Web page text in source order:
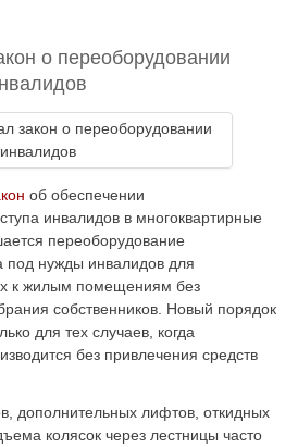
о переоборудовании
об обеспечении
инвалидов в многоквартирные
переоборудование
под нужды инвалидов для
к жилым помещениям без
собственников. Новый порядок
для тех случаев, когда
без привлечения средств
дополнительных лифтов, откидных
колясок через лестницы часто